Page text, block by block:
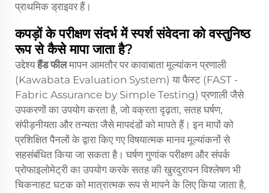
प्राथमिक ड्राइवर हैं।
कपड़ों के परीक्षण संदर्भ में स्पर्श संवेदना को वस्तुनिष्ठ
रूप से कैसे मापा जाता है?
उद्देश्यहैंड फीलमापन आमतौर पर कावाबाता मूल्यांकन प्रणाली
(Kawabata Evaluation System) या फैस्ट (FAST -
Fabric Assurance by Simple Testing) प्रणाली जैसे
उपकरणों का उपयोग करता है, जो वक्रता दृढ़ता, सतह घर्षण,
संपीड़नीयता और तन्यता जैसे मापदंडों को मापते हैं। इन मापों को
प्रशिक्षित पैनलों के द्वारा किए गए विषयात्मक मानव मूल्यांकनों से
सहसंबंधित किया जा सकता है। घर्षण गुणांक परीक्षण और संपर्क
प्रोफाइलोमेट्री का उपयोग करके सतह की खुरदुरापन विश्लेषण भी
चिकनाहट घटक को मात्रात्मक रूप से मापने के लिए किया जाता है,